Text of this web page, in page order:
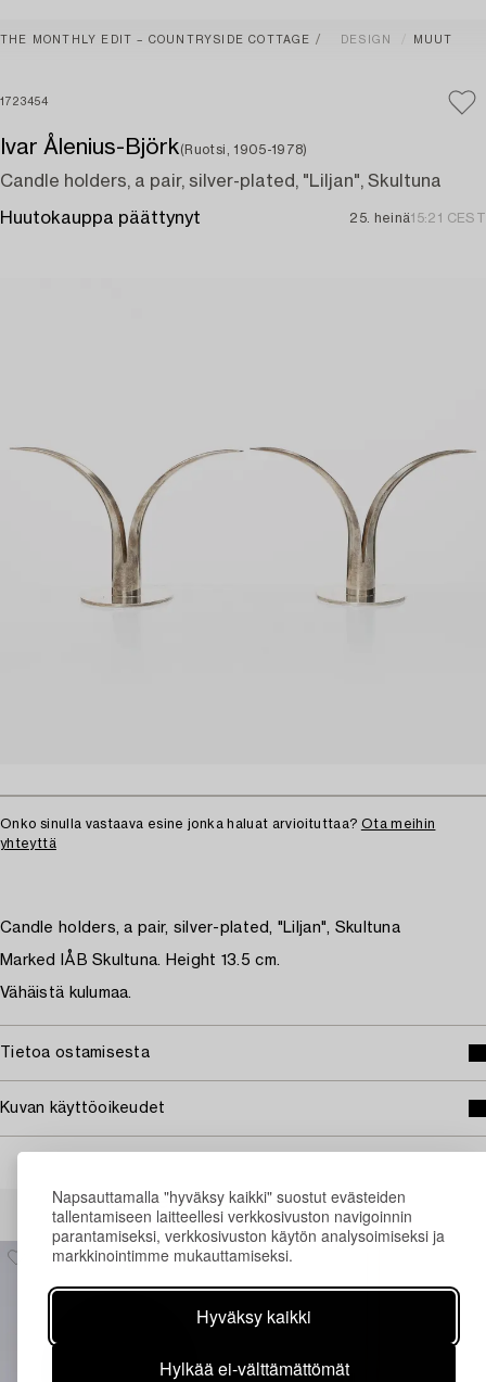
Napsauttamalla "hyväksy kaikki" suostut evästeiden
tallentamiseen laitteellesi verkkosivuston navigoinnin
parantamiseksi, verkkosivuston käytön analysoimiseksi ja
markkinointimme mukauttamiseksi.
Hyväksy kaikki
Hylkää ei-välttämättömät
THE MONTHLY EDIT – COUNTRYSIDE COTTAGE DESIGN MUUT
1723454
Ivar Ålenius-Björk(Ruotsi, 1905-1978)
Candle holders, a pair, silver-plated, "Liljan", Skultuna
Huutokauppa päättynyt 25. heinä15:21 CEST
Onko sinulla vastaava esine jonka haluat arvioituttaa? Ota meihin
yhteyttä
Candle holders, a pair, silver-plated, "Liljan", Skultuna
Marked IÅB Skultuna. Height 13.5 cm.
Vähäistä kulumaa.
Tietoa ostamisesta
Kuvan käyttöoikeudet
Muiden katsomia kohteita